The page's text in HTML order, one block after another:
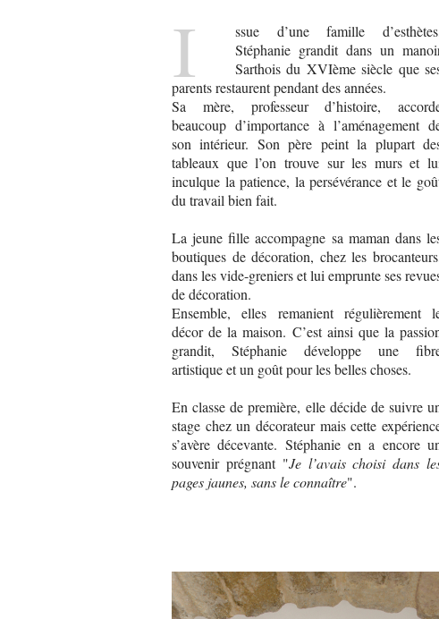
I
ssue d’une famille
Stéphanie grandit dans un
Sarthois du XVIème siècle que
parents restaurent pendant des années.
Sa mère, professeur d’histoire,
beaucoup d’importance à l’aménagement
son intérieur. Son père peint la plupart
tableaux que l’on trouve sur les murs et
inculque la patience, la persévérance et le
du travail bien fait.
La jeune fille accompagne sa maman dans
boutiques de décoration, chez les
dans les vide-greniers et lui emprunte ses
de décoration.
Ensemble, elles remanient régulièrement
décor de la maison. C’est ainsi que la
grandit, Stéphanie développe une
artistique et un goût pour les belles choses.
En classe de première, elle décide de suivre
stage chez un décorateur mais cette
s’avère décevante. Stéphanie en a encore
souvenir prégnant "Je l’avais choisi dans
pages jaunes, sans le connaître".